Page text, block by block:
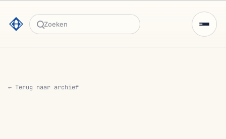
Zoeken
← Terug naar archief